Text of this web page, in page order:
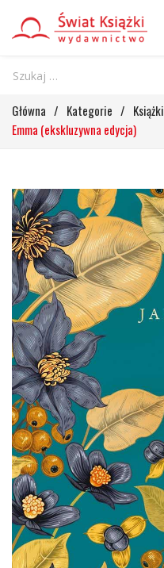
Główna / Kategorie / Książki
Emma (ekskluzywna edycja)